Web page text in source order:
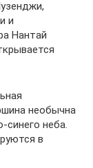
и
Нантай
необычна
синего неба.
в